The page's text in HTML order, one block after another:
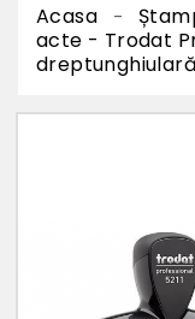
Ștampile
us
Acasa
acte - Trodat